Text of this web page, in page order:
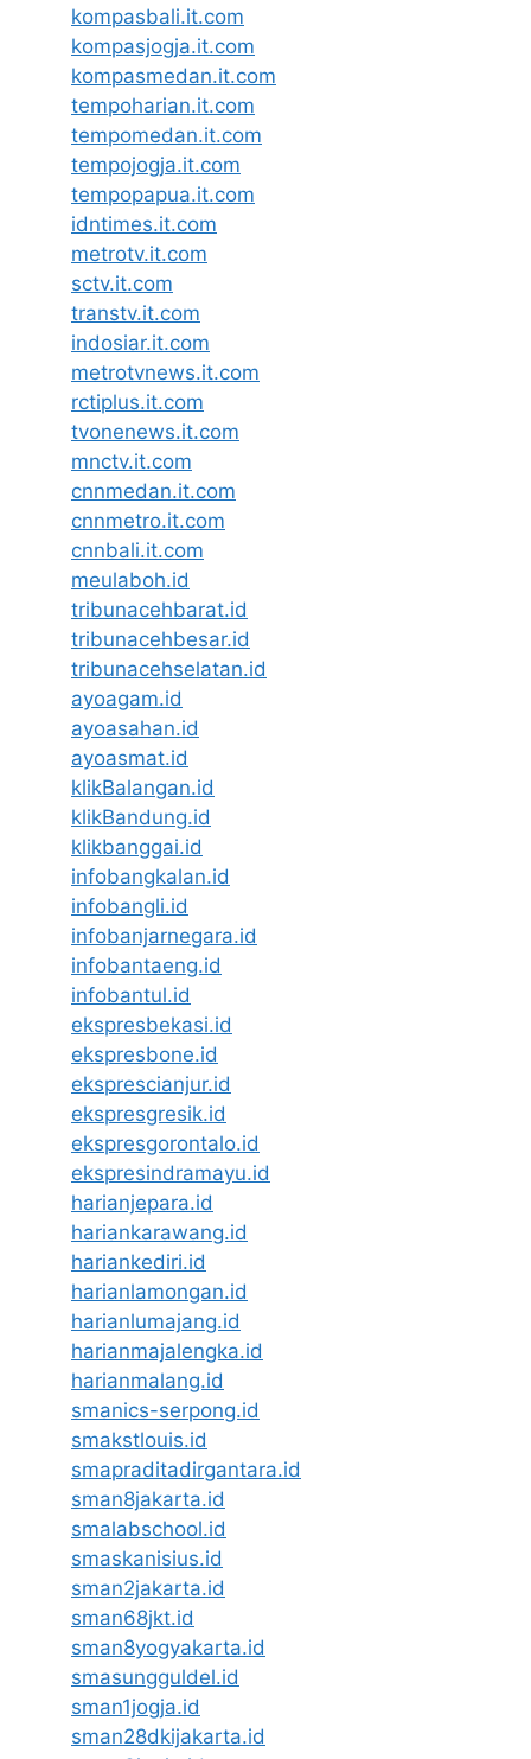
kompasbali.it.com
kompasjogja.it.com
kompasmedan.it.com
tempoharian.it.com
tempomedan.it.com
tempojogja.it.com
tempopapua.it.com
idntimes.it.com
metrotv.it.com
sctv.it.com
transtv.it.com
indosiar.it.com
metrotvnews.it.com
rctiplus.it.com
tvonenews.it.com
mnctv.it.com
cnnmedan.it.com
cnnmetro.it.com
cnnbali.it.com
meulaboh.id
tribunacehbarat.id
tribunacehbesar.id
tribunacehselatan.id
ayoagam.id
ayoasahan.id
ayoasmat.id
klikBalangan.id
klikBandung.id
klikbanggai.id
infobangkalan.id
infobangli.id
infobanjarnegara.id
infobantaeng.id
infobantul.id
ekspresbekasi.id
ekspresbone.id
eksprescianjur.id
ekspresgresik.id
ekspresgorontalo.id
ekspresindramayu.id
harianjepara.id
hariankarawang.id
hariankediri.id
harianlamongan.id
harianlumajang.id
harianmajalengka.id
harianmalang.id
smanics-serpong.id
smakstlouis.id
smapraditadirgantara.id
sman8jakarta.id
smalabschool.id
smaskanisius.id
sman2jakarta.id
sman68jkt.id
sman8yogyakarta.id
smasungguldel.id
sman1jogja.id
sman28dkijakarta.id